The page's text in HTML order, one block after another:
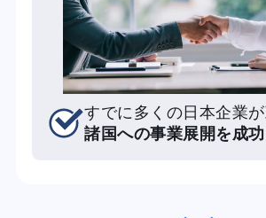
すでに多くの日本企業が
諸国への事業展開を成